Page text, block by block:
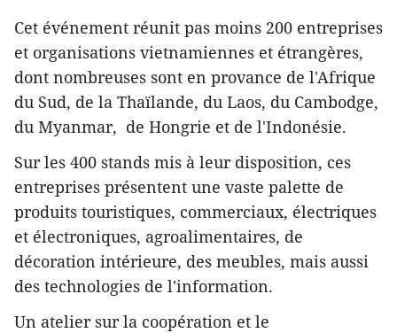
Cet événement réunit pas moins 200 entreprises
et organisations vietnamiennes et étrangères,
dont nombreuses sont en provance de l'Afrique
du Sud, de la Thaïlande, du Laos, du Cambodge,
du Myanmar, de Hongrie et de l'Indonésie.
Sur les 400 stands mis à leur disposition, ces
entreprises présentent une vaste palette de
produits touristiques, commerciaux, électriques
et électroniques, agroalimentaires, de
décoration intérieure, des meubles, mais aussi
des technologies de l'information.
Un atelier sur la coopération et le